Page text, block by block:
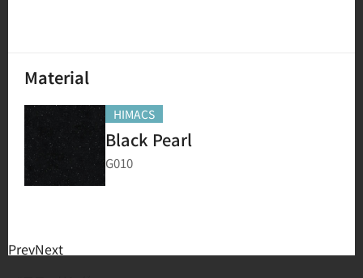
Material
HIMACS
Black Pearl
G010
PrevNext